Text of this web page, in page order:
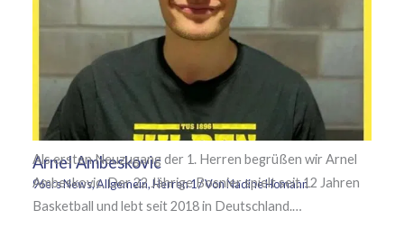
Arnel Ambeskovic
96ers News,Allgemein,Herren 1 / VonNadine Homann
Als ersten Neuzugang der 1. Herren begrüßen wir Arnel
Ambeskovic. Der 22 Jährige Bosnier spielt seit 12 Jahren
Basketball und lebt seit 2018 in Deutschland.…